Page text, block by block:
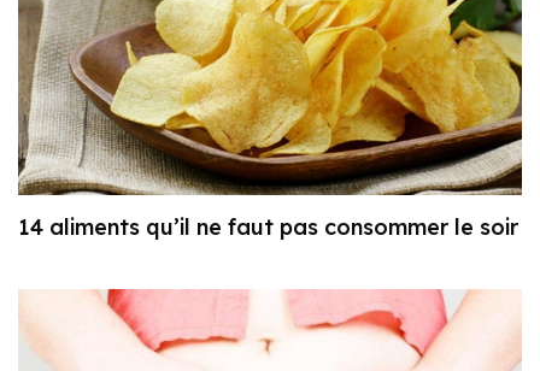
14 aliments qu’il ne faut pas consommer le soir